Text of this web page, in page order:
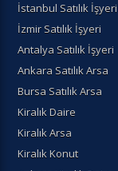
İstanbul Satılık İşyeri
İzmir Satılık İşyeri
Antalya Satılık İşyeri
Ankara Satılık Arsa
Bursa Satılık Arsa
Kiralık Daire
Kiralık Arsa
Kiralık Konut